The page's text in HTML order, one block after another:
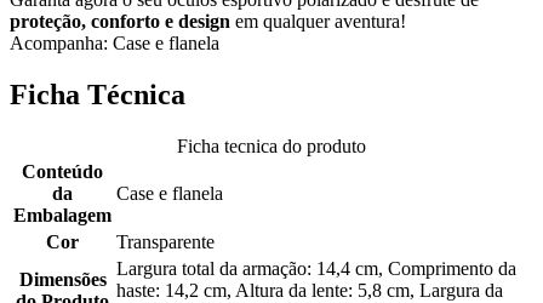
proteção, conforto e design em qualquer aventura!
Acompanha: Case e flanela
Ficha Técnica
Ficha tecnica do produto
Conteúdo
da
Embalagem
Case e flanela
Cor
Transparente
Dimensões
Largura total da armação: 14,4 cm, Comprimento da
haste: 14,2 cm, Altura da lente: 5,8 cm, Largura da